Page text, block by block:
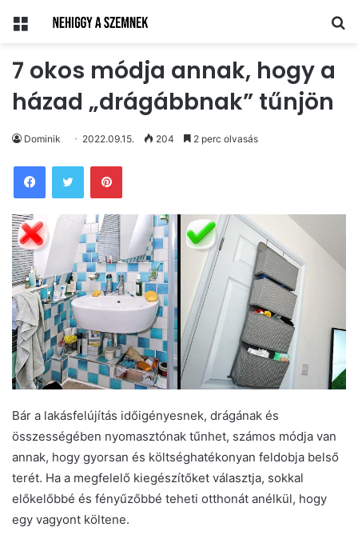
Menü
7 okos módja annak, hogy a
házad „drágábbnak” tűnjön
Dominik 2022.09.15. 204 2 perc olvasás
Pinterest
Bár a lakásfelújítás időigényesnek, drágának és
összességében nyomasztónak tűnhet, számos módja van
annak, hogy gyorsan és költséghatékonyan feldobja belső
terét. Ha a megfelelő kiegészítőket választja, sokkal
előkelőbbé és fényűzőbbé teheti otthonát anélkül, hogy
egy vagyont költene.